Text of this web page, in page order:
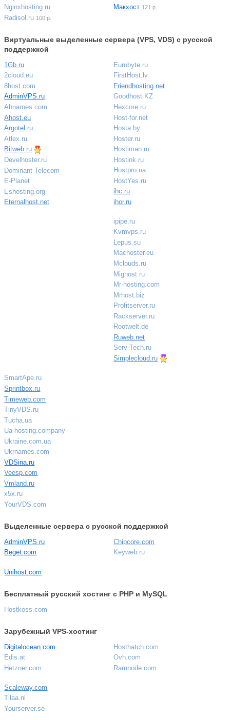
Nginxhosting.ru
Radisol.ru 100 р.
Макхост 121 р.
Виртуальные выделенные сервера (VPS, VDS) с русской
поддержкой
1Gb.ru
2cloud.eu
8host.com
AdminVPS.ru
Ahnames.com
Ahost.eu
Argotel.ru
Atlex.ru
Bitweb.ru
Develhoster.ru
Dominant Telecom
E-Planet
Eshosting.org
Eternalhost.net
Eurobyte.ru
FirstHost.lv
Friendhosting.net
Goodhost.KZ
Hexcore.ru
Host-for.net
Hosta.by
Hoster.ru
Hostiman.ru
Hostink.ru
Hostpro.ua
HostYes.ru
ihc.ru
ihor.ru
ipipe.ru
Kvmvps.ru
Lepus.su
Machoster.eu
Mclouds.ru
Mighost.ru
Mr-hosting.com
Mrhost.biz
Profitserver.ru
Rackserver.ru
Rootwelt.de
Ruweb.net
Serv-Tech.ru
Simplecloud.ru
SmartApe.ru
Sprintbox.ru
Timeweb.com
TinyVDS.ru
Tucha.ua
Ua-hosting.company
Ukraine.com.ua
Ukrnames.com
VDSina.ru
Veesp.com
Vmland.ru
x5x.ru
YourVDS.com
Выделенные сервера с русской поддержкой
AdminVPS.ru
Beget.com
Chipcore.com
Keyweb.ru
Unihost.com
Бесплатный русский хостинг с PHP и MySQL
Hostkoss.com
Зарубежный VPS-хостинг
Digitalocean.com
Edis.at
Hetzner.com
Hosthatch.com
Ovh.com
Ramnode.com
Scaleway.com
Tilaa.nl
Yourserver.se